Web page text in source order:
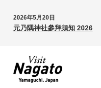
2026年5月20日
元乃隅神社參拜須知 2026